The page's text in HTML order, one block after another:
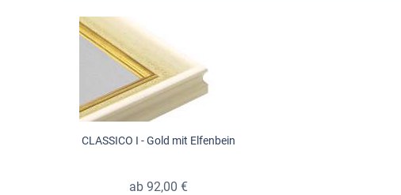
CLASSICO I - Gold mit Elfenbein
ab 92,00 €